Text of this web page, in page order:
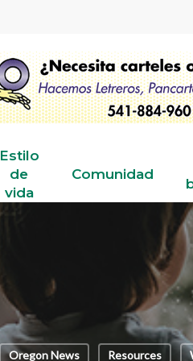
Estilo
de
vida
Comunidad
Oregon News Resources